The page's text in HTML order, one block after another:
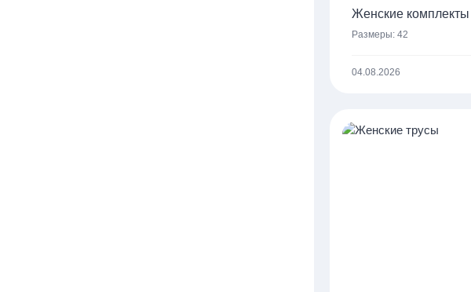
Женские комплекты
Размеры: 42
04.08.2026